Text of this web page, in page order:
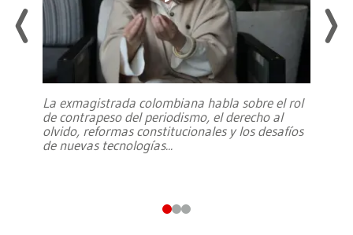
La exmagistrada colombiana habla sobre el rol
de contrapeso del periodismo, el derecho al
olvido, reformas constitucionales y los desafíos
de nuevas tecnologías...